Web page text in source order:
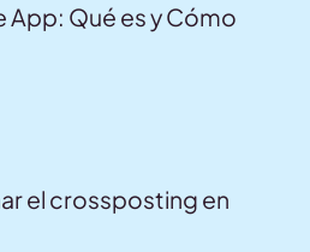
App: Qué es y Cómo
el crossposting en